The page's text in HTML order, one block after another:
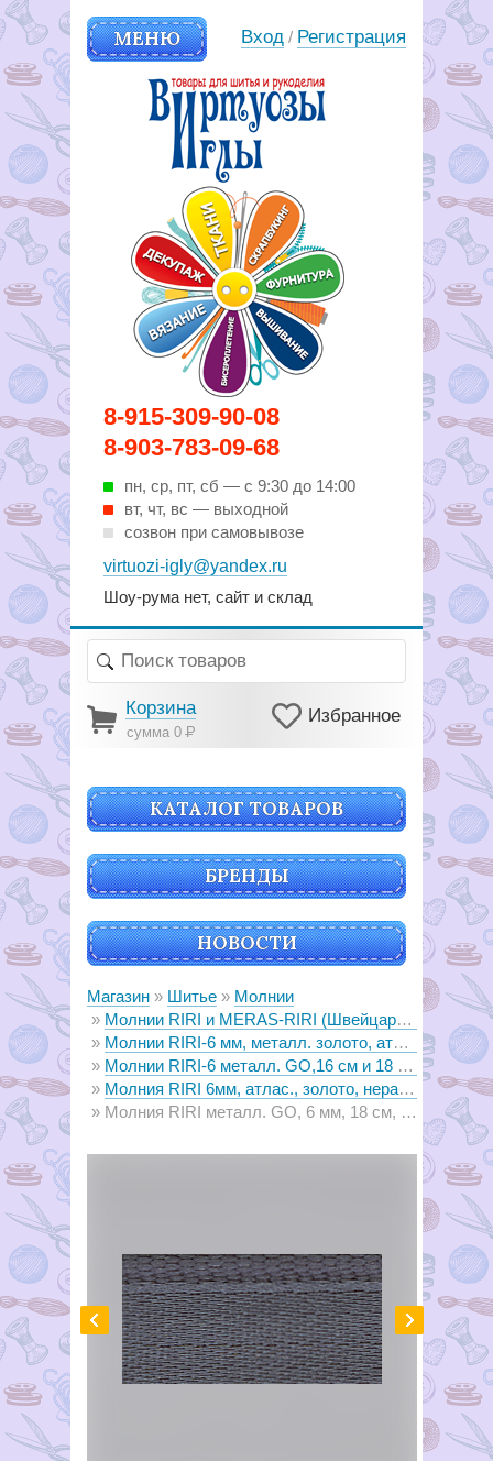
8-915-309-90-08
8-903-783-09-68
пн, ср, пт, cб — с 9:30 до 14:00
вт, чт, вс — выходной
созвон при самовывозе
virtuozi-igly@yandex.ru
Шоу-рума нет, сайт и склад
МЕНЮ
Вирутозы иглы. Товары для
шитья и рукоделья
Вход / Регистрация
Корзина
сумма 0Р
Избранное
КАТАЛОГ ТОВАРОВ
БРЕНДЫ
НОВОСТИ
Магазин Шитье
Молнии
Молнии RIRI и MERAS-RIRI (Швейцария)
Молнии RIRI-6 мм, металл. золото, атлас, подвеска FLASH
Молнии RIRI-6 металл. GO,16 см и 18 см, на атласной тесьме, 1 замок неразъемный
Молния RIRI 6мм, атлас., золото, неразъем., 18см, подвеска FLASH,
Молния RIRI металл. GO, 6 мм, 18 см, на атласной тесьме, неразъемн., тип подвески FLASH, цвет 2121 серый стальной